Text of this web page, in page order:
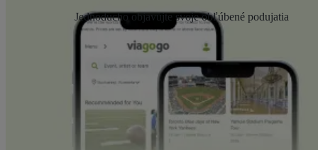
Jednoducho objavujte svoje obľúbené podujatia